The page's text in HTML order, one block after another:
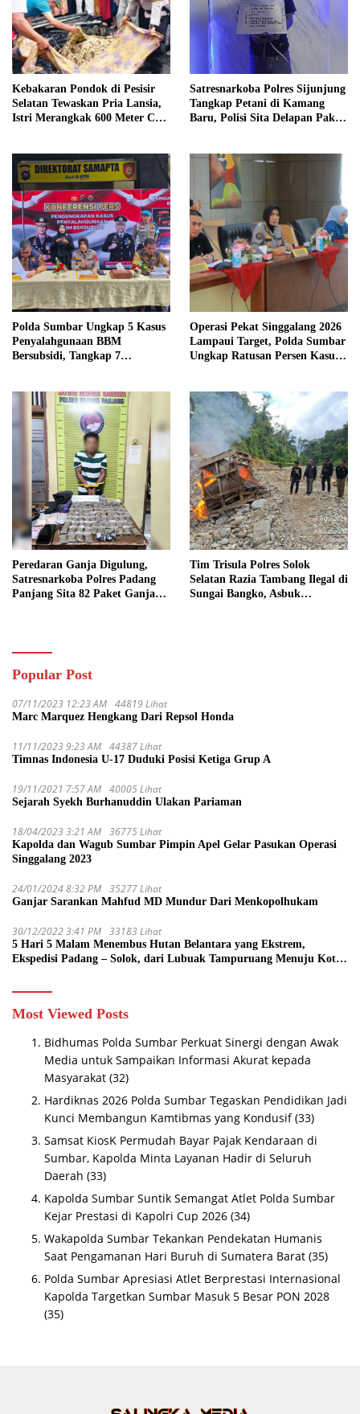
Kebakaran Pondok di Pesisir
Selatan Tewaskan Pria Lansia,
Istri Merangkak 600 Meter Cari
Satresnarkoba Polres Sijunjung
Tangkap Petani di Kamang
Baru, Polisi Sita Delapan Paket
Polda Sumbar Ungkap 5 Kasus
Penyalahgunaan BBM
Bersubsidi, Tangkap 7
Operasi Pekat Singgalang 2026
Lampaui Target, Polda Sumbar
Ungkap Ratusan Persen Kasus
Peredaran Ganja Digulung,
Satresnarkoba Polres Padang
Panjang Sita 82 Paket Ganja
Tim Trisula Polres Solok
Selatan Razia Tambang Ilegal di
Sungai Bangko, Asbuk
Popular Post
07/11/2023 12:23 AM 44819 Lihat
Marc Marquez Hengkang Dari Repsol Honda
11/11/2023 9:23 AM 44387 Lihat
Timnas Indonesia U-17 Duduki Posisi Ketiga Grup A
19/11/2021 7:57 AM 40005 Lihat
Sejarah Syekh Burhanuddin Ulakan Pariaman
18/04/2023 3:21 AM 36775 Lihat
Kapolda dan Wagub Sumbar Pimpin Apel Gelar Pasukan Operasi
Singgalang 2023
24/01/2024 8:32 PM 35277 Lihat
Ganjar Sarankan Mahfud MD Mundur Dari Menkopolhukam
30/12/2022 3:41 PM 33183 Lihat
5 Hari 5 Malam Menembus Hutan Belantara yang Ekstrem,
Ekspedisi Padang – Solok, dari Lubuak Tampuruang Menuju Koto
Most Viewed Posts
Bidhumas Polda Sumbar Perkuat Sinergi dengan Awak
Media untuk Sampaikan Informasi Akurat kepada
Masyarakat (32)
Hardiknas 2026 Polda Sumbar Tegaskan Pendidikan Jadi
Kunci Membangun Kamtibmas yang Kondusif (33)
Samsat KiosK Permudah Bayar Pajak Kendaraan di
Sumbar, Kapolda Minta Layanan Hadir di Seluruh
Daerah (33)
Kapolda Sumbar Suntik Semangat Atlet Polda Sumbar
Kejar Prestasi di Kapolri Cup 2026 (34)
Wakapolda Sumbar Tekankan Pendekatan Humanis
Saat Pengamanan Hari Buruh di Sumatera Barat (35)
Polda Sumbar Apresiasi Atlet Berprestasi Internasional
Kapolda Targetkan Sumbar Masuk 5 Besar PON 2028
(35)